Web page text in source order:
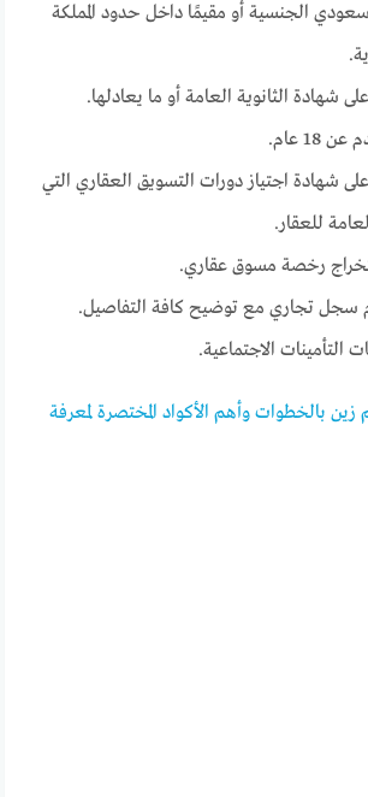
سعودي الجنسية أو مقيمًا داخل حدود المملكة
شهادة الثانوية العامة أو ما يعادلها.
18 عام.
شهادة اجتياز دورات التسويق العقاري التي
للعقار.
رخصة مسوق عقاري.
سجل تجاري مع توضيح كافة التفاصيل.
التأمينات الاجتماعية.
بالخطوات وأهم الأكواد المختصرة لمعرفة